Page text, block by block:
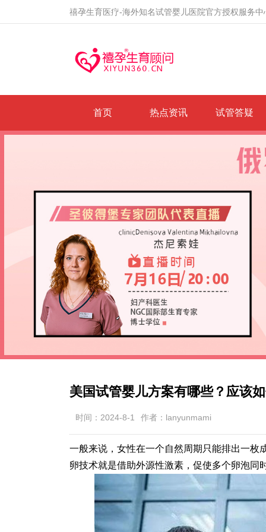
禧孕生育医疗-海外知名试管婴儿医院官方授权服务
首页 热点资讯 试管答疑
美国试管婴儿方案有哪些？应该
时间：2024-8-1 作者：lanyunmami
一般来说，女性在一个自然周期只能排出一枚
卵技术就是借助外源性激素，促使多个卵泡